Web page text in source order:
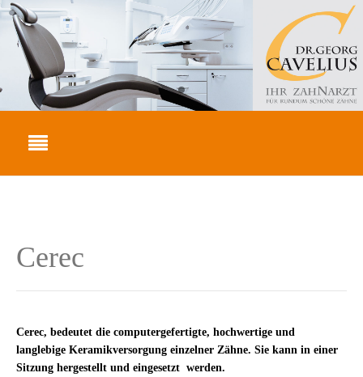
Cerec
Cerec, bedeutet die computergefertigte, hochwertige und
langlebige Keramikversorgung einzelner Zähne. Sie kann in einer
Sitzung hergestellt und eingesetzt werden.